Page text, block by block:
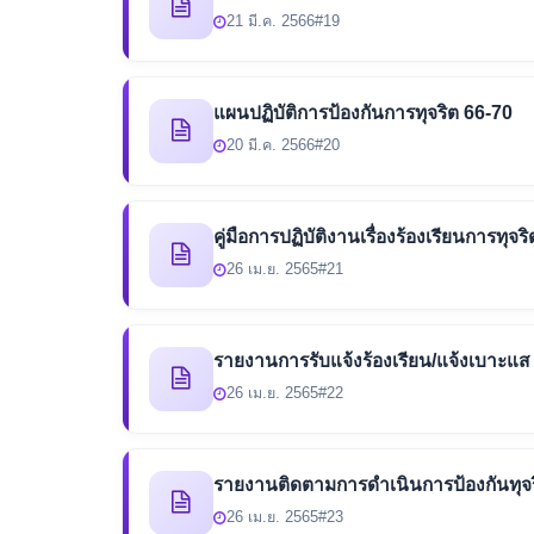
21 มี.ค. 2566#19
แผนปฏิบัติการป้องกันการทุจริต 66-70
20 มี.ค. 2566#20
คู่มือการปฏิบัติงานเรื่องร้องเรียนการทุจริ
26 เม.ย. 2565#21
รายงานการรับแจ้งร้องเรียน/แจ้งเบาะแส
26 เม.ย. 2565#22
รายงานติดตามการดำเนินการป้องกันทุ
26 เม.ย. 2565#23